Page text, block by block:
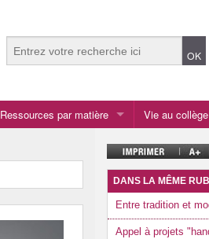
Ressources par matière
LCA langues et cultures de l’antiquité
Vie au collège
Ateliers du
Centre de
Ecolabel et
DANS LA MÊME
Entre tradition et
Appel à projets